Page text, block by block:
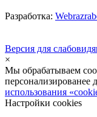
Разработка:
Версия для
×
Мы обрабатываем
персонализированее
использования
Настройки cookies